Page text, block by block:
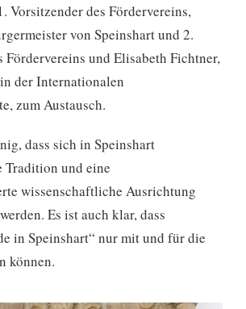
Vorsitzender des Fördervereins,
von Speinshart und 2.
Fördervereins und Elisabeth Fichtner,
der Internationalen
zum Austausch.
dass sich in Speinshart
Tradition und eine
wissenschaftliche Ausrichtung
Es ist auch klar, dass
in Speinshart“ nur mit und für die
können.